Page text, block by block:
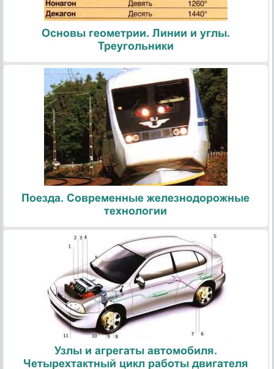
Основы геометрии. Линии и углы.
Треугольники
Поезда. Современные железнодорожные
технологии
Узлы и агрегаты автомобиля.
Четырехтактный цикл работы двигателя